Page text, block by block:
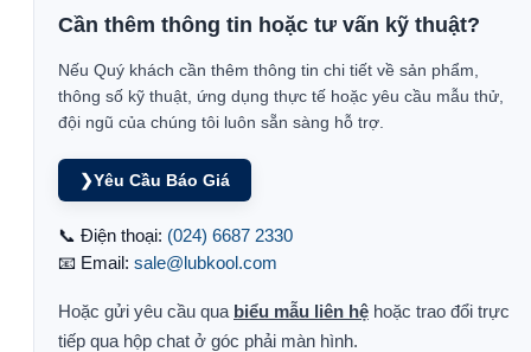
Cần thêm thông tin hoặc tư vấn kỹ thuật?
Nếu Quý khách cần thêm thông tin chi tiết về sản phẩm,
thông số kỹ thuật, ứng dụng thực tế hoặc yêu cầu mẫu thử,
đội ngũ của chúng tôi luôn sẵn sàng hỗ trợ.
❯Yêu Cầu Báo Giá
📞 Điện thoại: (024) 6687 2330
📧 Email: sale@lubkool.com
Hoặc gửi yêu cầu qua biểu mẫu liên hệ hoặc trao đổi trực
tiếp qua hộp chat ở góc phải màn hình.